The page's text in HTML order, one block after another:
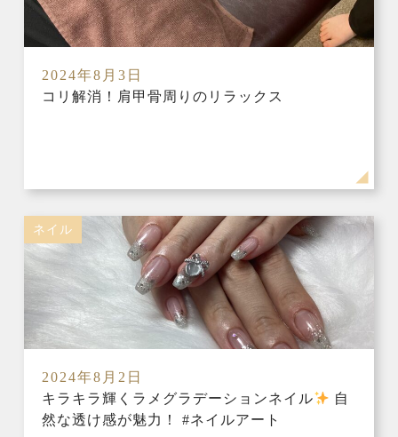
2024年8月3日
コリ解消！肩甲骨周りのリラックス
ネイル
2024年8月2日
キラキラ輝くラメグラデーションネイル
自
然な透け感が魅力！ #ネイルアート